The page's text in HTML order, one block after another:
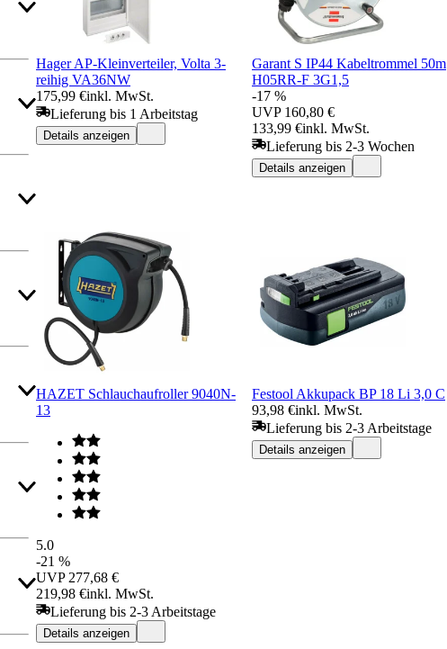
Hager AP-Kleinverteiler, Volta 3-
reihig VA36NW
175,99 €inkl. MwSt.
Lieferung bis 1 Arbeitstag
Details anzeigen
Garant S IP44 Kabeltrommel 50m
H05RR-F 3G1,5
-17 %
UVP 160,80 €
133,99 €inkl. MwSt.
Lieferung bis 2-3 Wochen
Details anzeigen
HAZET Schlauchaufroller 9040N-
13
5.0
-21 %
UVP 277,68 €
219,98 €inkl. MwSt.
Lieferung bis 2-3 Arbeitstage
Details anzeigen
Festool Akkupack BP 18 Li 3,0 C
93,98 €inkl. MwSt.
Lieferung bis 2-3 Arbeitstage
Details anzeigen